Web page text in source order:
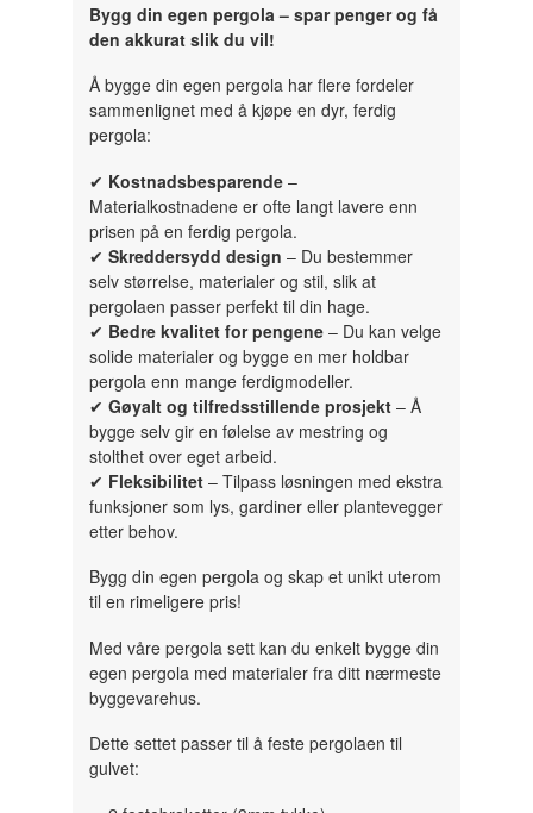
Bygg din egen pergola – spar penger og få
den akkurat slik du vil!
Å bygge din egen pergola har flere fordeler
sammenlignet med å kjøpe en dyr, ferdig
pergola:
✔ Kostnadsbesparende –
Materialkostnadene er ofte langt lavere enn
prisen på en ferdig pergola.
✔Skreddersydd design – Du bestemmer
selv størrelse, materialer og stil, slik at
pergolaen passer perfekt til din hage.
✔ Bedre kvalitet for pengene – Du kan velge
solide materialer og bygge en mer holdbar
pergola enn mange ferdigmodeller.
✔Gøyalt og tilfredsstillende prosjekt – Å
bygge selv gir en følelse av mestring og
stolthet over eget arbeid.
✔ Fleksibilitet – Tilpass løsningen med ekstra
funksjoner som lys, gardiner eller plantevegger
etter behov.
Bygg din egen pergola og skap et unikt uterom
til en rimeligere pris!
Med våre pergola sett kan du enkelt bygge din
egen pergola med materialer fra ditt nærmeste
byggevarehus.
Dette settet passer til å feste pergolaen til
gulvet: